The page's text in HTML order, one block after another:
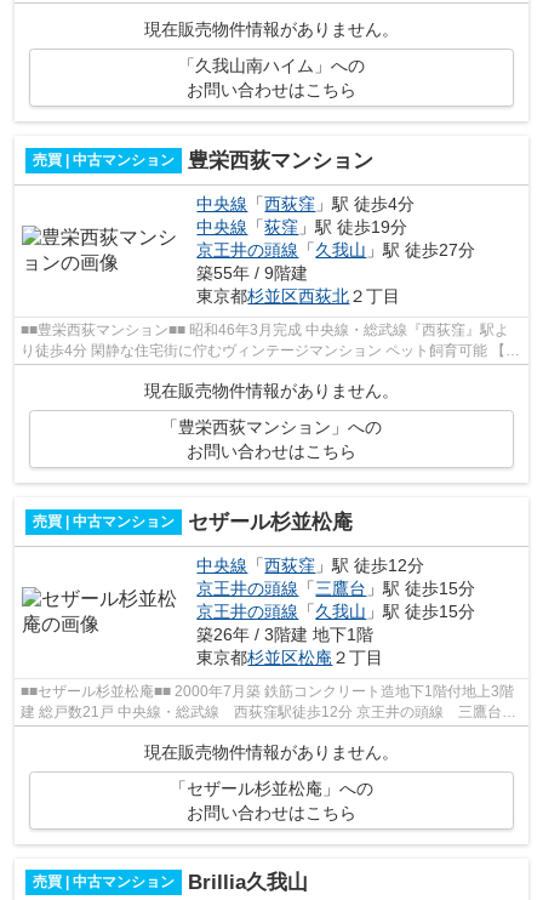
現在販売物件情報がありません。
「久我山南ハイム」への
お問い合わせはこちら
売買 | 中古マンション 豊栄西荻マンション
中央線 「西荻窪 」駅 徒歩4分
中央線 「荻窪 」駅 徒歩19分
京王井の頭線 「久我山 」駅 徒歩27分
築55年 / 9階建
東京都杉並区西荻北２丁目
■■豊栄西荻マンション■■ 昭和46年3月完成 中央線・総武線『西荻窪』駅よ
り徒歩4分 閑静な住宅街に佇むヴィンテージマンション ペット飼育可能 【周
現在販売物件情報がありません。
「豊栄西荻マンション」への
お問い合わせはこちら
売買 | 中古マンション セザール杉並松庵
中央線 「西荻窪 」駅 徒歩12分
京王井の頭線 「三鷹台 」駅 徒歩15分
京王井の頭線 「久我山 」駅 徒歩15分
築26年 / 3階建 地下1階
東京都杉並区松庵 ２丁目
■■セザール杉並松庵■■ 2000年7月築 鉄筋コンクリート造地下1階付地上3階
建 総戸数21戸 中央線・総武線 西荻窪駅徒歩12分 京王井の頭線 三鷹台駅
徒歩13分 京王井の頭線 久我山駅徒...
現在販売物件情報がありません。
「セザール杉並松庵」への
お問い合わせはこちら
売買 | 中古マンション Brillia久我山